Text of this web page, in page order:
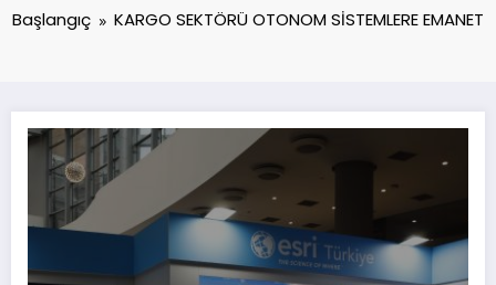
Başlangıç KARGO SEKTÖRÜ OTONOM SİSTEMLERE EMANET